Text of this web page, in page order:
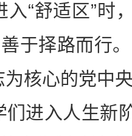
“舒适区”时
善于择路而行
核心的党中
进入人生新